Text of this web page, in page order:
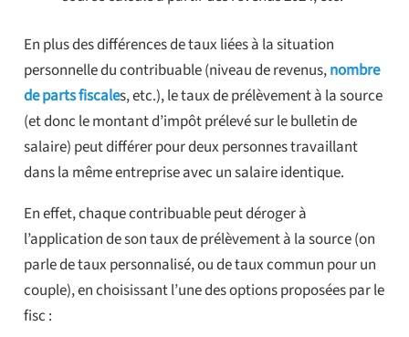
En plus des différences de taux liées à la situation
personnelle du contribuable (niveau de revenus,nombre
de parts fiscales, etc.), le taux de prélèvement à la source
(et donc le montant d’impôt prélevé sur le bulletin de
salaire) peut différer pour deux personnes travaillant
dans la même entreprise avec un salaire identique.
En effet, chaque contribuable peut déroger à
l’application de son taux de prélèvement à la source (on
parle de taux personnalisé, ou de taux commun pour un
couple), en choisissant l’une des options proposées par le
fisc :